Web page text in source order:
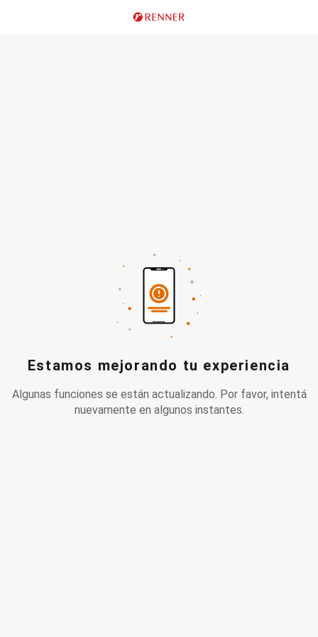
Estamos mejorando tu experiencia
Algunas funciones se están actualizando. Por favor, intentá
nuevamente en algunos instantes.